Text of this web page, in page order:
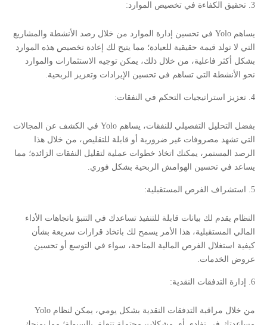
تحقيق الكفاءة في تخصيص الموارد:
يساهم Yolo في تحسين إدارة الموارد من خلال رصد الأنشطة والمشاريع
التي لا تولد قيمة حقيقية للعيادة؛ مما يتيح لك إعادة تخصيص هذه الموارد
بشكل أكثر فاعلية، من خلال ذلك، يمكن توجيه الاستثمارات والموارد
نحو الأنشطة التي تساهم في تحسين الإيرادات وتعزيز الربحية.
تعزيز استراتيجيات التحكم في النفقات:
بفضل التحليل التفصيلي للنفقات، يساهم Yolo في الكشف عن المجالات
التي تشهد مصروفات غير ضرورية أو قابلة للتقليص، من خلال هذا
الرصد المستمر، يمكنك اتخاذ خطوات عملية لتقليل النفقات الزائدة؛ مما
يساعد في تحسين الهوامش الربحية بشكل فوري.
استشراف الفرص المستقبلية:
النظام يقدم لك بيانات قابلة للتنفيذ تساعدك في التنبؤ باتجاهات الأداء
المالي المستقبلية، هذا الأمر يسمح لك باتخاذ قرارات سريعة بشأن
كيفية استغلال الفرص المالية المتاحة، سواء في التوسع أو تحسين
عروض الخدمات.
إدارة التدفقات النقدية:
من خلال مراقبة التدفقات النقدية بشكل يومي، يمكن لنظام Yolo